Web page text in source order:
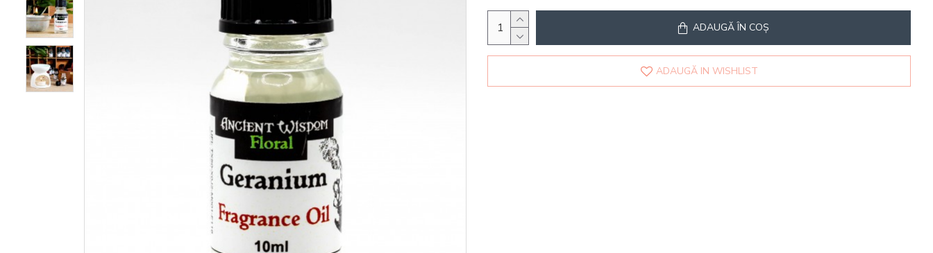
ADAUGĂ ÎN COŞ
ADAUGĂ IN WISHLIST